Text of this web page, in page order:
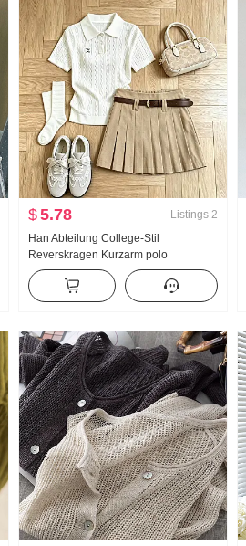
$5.78 Listings 2
Han Abteilung College-Stil
Reverskragen Kurzarm polo
Strickpullover Anzug Damen 2026
Sommer Neu Riese Gut aussehend
Plissee Rock